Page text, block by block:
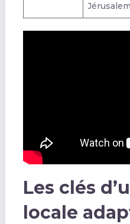
Jérusalem
Les clés
locale